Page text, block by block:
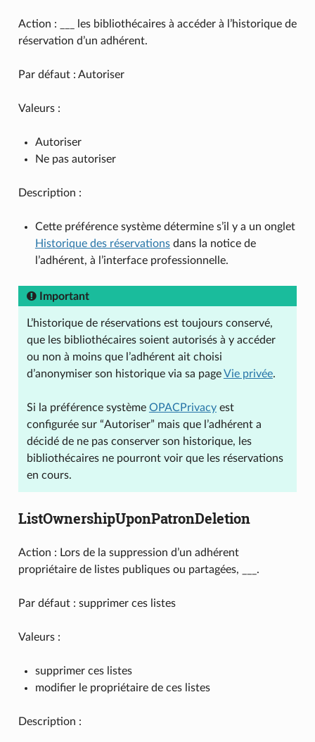
Action : ___ les bibliothécaires à accéder à l’historique de
réservation d’un adhérent.
Par défaut : Autoriser
Valeurs :
Autoriser
Ne pas autoriser
Description :
Cette préférence système détermine s’il y a un onglet
Historique des réservationsdans la notice de
l’adhérent, à l’interface professionnelle.
Important
L’historique de réservations est toujours conservé,
que les bibliothécaires soient autorisés à y accéder
ou non à moins que l’adhérent ait choisi
d’anonymiser son historique via sa pageVie privée.
Si la préférence système OPACPrivacyest
configurée sur “Autoriser” mais que l’adhérent a
décidé de ne pas conserver son historique, les
bibliothécaires ne pourront voir que les réservations
en cours.
ListOwnershipUponPatronDeletion
Action : Lors de la suppression d’un adhérent
propriétaire de listes publiques ou partagées, ___.
Par défaut : supprimer ces listes
Valeurs :
supprimer ces listes
modifier le propriétaire de ces listes
Description :